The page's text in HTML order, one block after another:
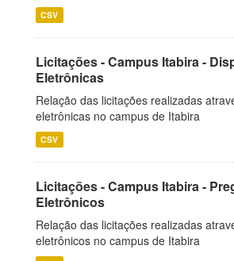
CSV
Licitações - Campus Itabira -
Eletrônicas
Relação das licitações realizadas
eletrônicas no campus de Itabira
CSV
Licitações - Campus Itabira -
Eletrônicos
Relação das licitações realizadas
eletrônicos no campus de Itabira